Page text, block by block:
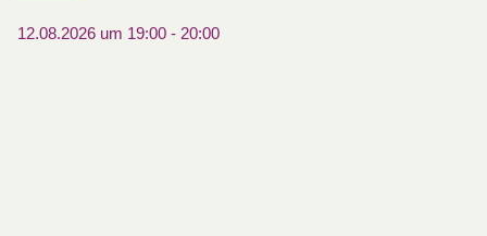
12.08.2026 um 19:00- 20:00